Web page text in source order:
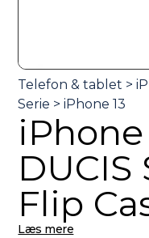
iPhone
DUCIS
Flip
Læs mere